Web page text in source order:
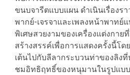
ขนบจารีตแบบแผน ดำเนินเรื่องร
พากย์-เจรจาและเพลงหน้าพาทย์
พิเศษสวยงามของเครื่องแต่งกาย
สร้างสรรค์เพื่อการแสดงครั้งนี้โ
เต้นไปกับลีลากระบวนท่าของลิง
ชมอิทธิฤทธิ์ของหนุมานในรูปแบ